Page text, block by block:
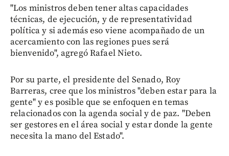
"Los ministros deben tener altas capacidades
técnicas, de ejecución, y de representatividad
política y si además eso viene acompañado de un
acercamiento con las regiones pues será
bienvenido", agregó Rafael Nieto.
Por su parte, el presidente del Senado, Roy
Barreras, cree que los ministros "deben estar para la
gente" y es posible que se enfoquen en temas
relacionados con la agenda social y de paz. "Deben
ser gestores en el área social y estar donde la gente
necesita la mano del Estado".